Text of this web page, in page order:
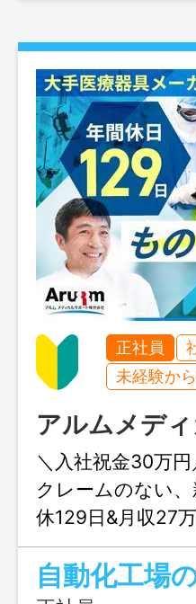
正社員
未経験か
アルムメデ
＼入社祝金30万
クレームのない
休129日&月収27
自動化工場